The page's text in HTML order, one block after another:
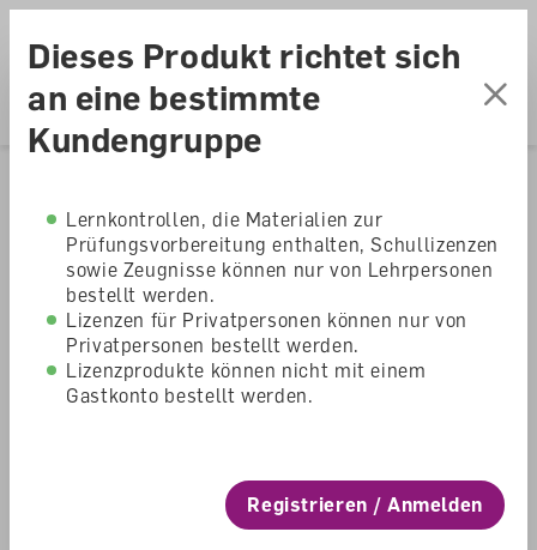
Accesskey Navigation
Direkt
Seitenanfang
Hauptnavigation
Direkt
zum
Hauptinhalt
Direkt
zum
Footer
Direkt
MusAik 1 Download
MusAik
Kindergarten, Primarschule, Stufenübergreifend
Download
Dieses Produkt richtet sich
an eine bestimmte
Kundengruppe
Lernkontrollen, die Materialien zur
Prüfungsvorbereitung enthalten, Schullizenzen
sowie Zeugnisse können nur von Lehrpersonen
bestellt werden.
Lizenzen für Privatpersonen können nur von
Privatpersonen bestellt werden.
Lizenzprodukte können nicht mit einem
Gastkonto bestellt werden.
Registrieren / Anmelden